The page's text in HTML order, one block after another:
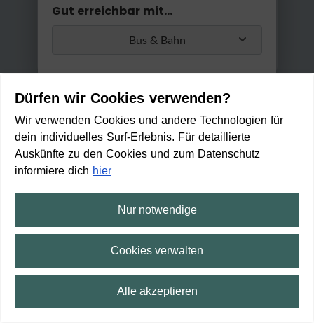
Friedenstunnel Bremen
IMMER GEÖFFNET
11min
Gut erreichbar mit...
Bus & Bahn
Umstiege
Max. 2 Umstiege
Min. / Max. Reisezeit
Anwenden
Vollbild
Dürfen wir Cookies verwenden?
Wir verwenden Cookies und andere Technologien für
dein individuelles Surf-Erlebnis. Für detaillierte
Auskünfte zu den Cookies und zum Datenschutz
informiere dich hier
Nur notwendige
Cookies verwalten
Alle akzeptieren